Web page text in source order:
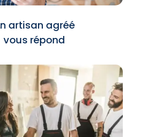
artisan agréé
vous répond